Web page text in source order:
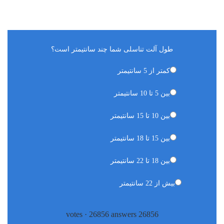
طول آلت تناسلی شما چند سانتیمتر است؟
کمتر از 5 سانتیمتر
بین 5 تا 10 سانتیمتر
بین 10 تا 15 سانتیمتر
بین 15 تا 18 سانتیمتر
بین 18 تا 22 سانتیمتر
بیش از 22 سانتیمتر
26856
votes
· 26856answers